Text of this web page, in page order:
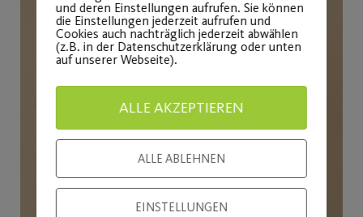
und deren Einstellungen aufrufen. Sie können
die Einstellungen jederzeit aufrufen und
Cookies auch nachträglich jederzeit abwählen
(z.B. in der Datenschutzerklärung oder unten
auf unserer Webseite).
ALLE AKZEPTIEREN
ALLE ABLEHNEN
EINSTELLUNGEN